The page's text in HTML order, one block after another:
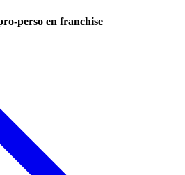
perso en franchise